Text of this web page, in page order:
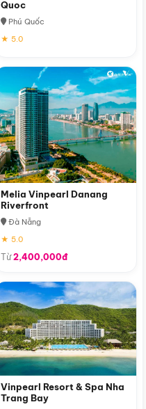
Quoc
Phú Quốc
★ 5.0
Melia Vinpearl Danang
Riverfront
Đà Nẵng
★ 5.0
Từ2,400,000đ
Vinpearl Resort & Spa Nha
Trang Bay